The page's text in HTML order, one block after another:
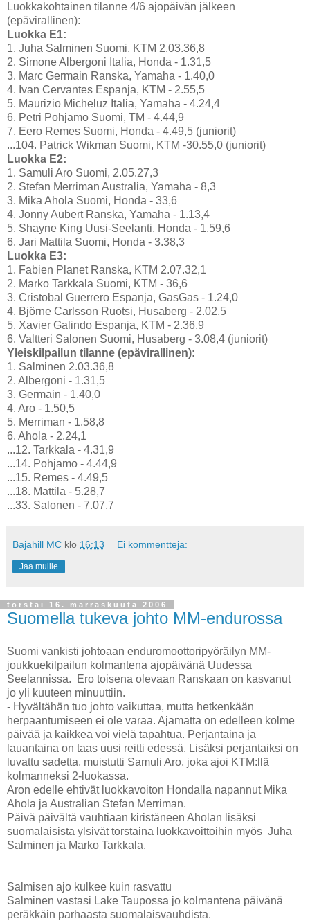
Luokkakohtainen tilanne 4/6 ajopäivän jälkeen
(epävirallinen):
Luokka E1:
1. Juha Salminen Suomi, KTM 2.03.36,8
2. Simone Albergoni Italia, Honda - 1.31,5
3. Marc Germain Ranska, Yamaha - 1.40,0
4. Ivan Cervantes Espanja, KTM - 2.55,5
5. Maurizio Micheluz Italia, Yamaha - 4.24,4
6. Petri Pohjamo Suomi, TM - 4.44,9
7. Eero Remes Suomi, Honda - 4.49,5 (juniorit)
...104. Patrick Wikman Suomi, KTM -30.55,0 (juniorit)
Luokka E2:
1. Samuli Aro Suomi, 2.05.27,3
2. Stefan Merriman Australia, Yamaha - 8,3
3. Mika Ahola Suomi, Honda - 33,6
4. Jonny Aubert Ranska, Yamaha - 1.13,4
5. Shayne King Uusi-Seelanti, Honda - 1.59,6
6. Jari Mattila Suomi, Honda - 3.38,3
Luokka E3:
1. Fabien Planet Ranska, KTM 2.07.32,1
2. Marko Tarkkala Suomi, KTM - 36,6
3. Cristobal Guerrero Espanja, GasGas - 1.24,0
4. Björne Carlsson Ruotsi, Husaberg - 2.02,5
5. Xavier Galindo Espanja, KTM - 2.36,9
6. Valtteri Salonen Suomi, Husaberg - 3.08,4 (juniorit)
Yleiskilpailun tilanne (epävirallinen):
1. Salminen 2.03.36,8
2. Albergoni - 1.31,5
3. Germain - 1.40,0
4. Aro - 1.50,5
5. Merriman - 1.58,8
6. Ahola - 2.24,1
...12. Tarkkala - 4.31,9
...14. Pohjamo - 4.44,9
...15. Remes - 4.49,5
...18. Mattila - 5.28,7
...33. Salonen - 7.07,7
Bajahill MC klo 16:13 Ei kommentteja:
Jaa muille
torstai 16. marraskuuta 2006
Suomella tukeva johto MM-endurossa
Suomi vankisti johtoaan enduromoottoripyöräilyn MM-
joukkuekilpailun kolmantena ajopäivänä Uudessa
Seelannissa. Ero toisena olevaan Ranskaan on kasvanut
jo yli kuuteen minuuttiin.
- Hyvältähän tuo johto vaikuttaa, mutta hetkenkään
herpaantumiseen ei ole varaa. Ajamatta on edelleen kolme
päivää ja kaikkea voi vielä tapahtua. Perjantaina ja
lauantaina on taas uusi reitti edessä. Lisäksi perjantaiksi on
luvattu sadetta, muistutti Samuli Aro, joka ajoi KTM:llä
kolmanneksi 2-luokassa.
Aron edelle ehtivät luokkavoiton Hondalla napannut Mika
Ahola ja Australian Stefan Merriman.
Päivä päivältä vauhtiaan kiristäneen Aholan lisäksi
suomalaisista ylsivät torstaina luokkavoittoihin myös Juha
Salminen ja Marko Tarkkala.
Salmisen ajo kulkee kuin rasvattu
Salminen vastasi Lake Taupossa jo kolmantena päivänä
peräkkäin parhaasta suomalaisvauhdista.